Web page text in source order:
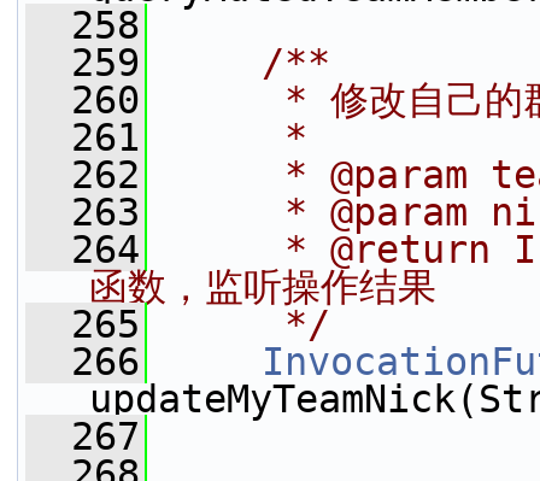
  258
  259
    /**
  260
* 修改自己的
  261
     *
  262
* @param
  263
* @param
  264
* @return
函数，监听操作结果
  265
     */
  266
  267